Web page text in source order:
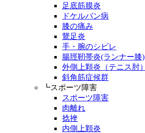
足底筋膜炎
ドケルバン病
膝の痛み
鵞足炎
手・腕のシビレ
腸脛靭帯炎(ランナー膝)
外側上顆炎（テニス肘）
斜角筋症候群
┗スポーツ障害
スポーツ障害
肉離れ
捻挫
内側上顆炎